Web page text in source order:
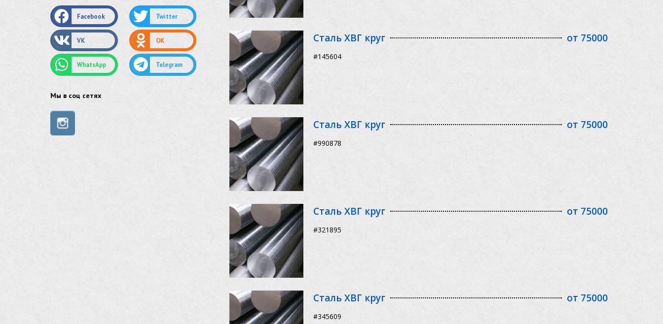
Сталь ХВГ круг от 75000
#145604
Сталь ХВГ круг от 75000
#990878
Сталь ХВГ круг от 75000
#321895
Сталь ХВГ круг от 75000
#345609
оцинкованный круг
оцинкованный лист
труба оцинкованная
труба нержавеющая
сетка нержавеющая
сетка оцинкованная
Facebook Twitter
VK OK
WhatsApp Telegram
Мы в соц сетях